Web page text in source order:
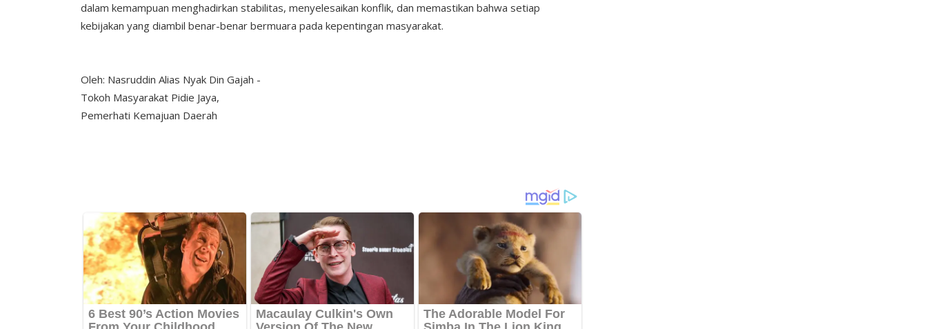
dalam kemampuan menghadirkan stabilitas, menyelesaikan konflik, dan memastikan bahwa setiap
kebijakan yang diambil benar-benar bermuara pada kepentingan masyarakat.
Oleh: Nasruddin Alias Nyak Din Gajah -
Tokoh Masyarakat Pidie Jaya,
Pemerhati Kemajuan Daerah